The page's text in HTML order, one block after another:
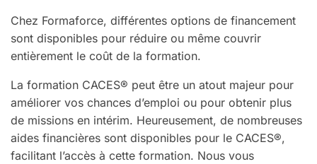
Chez Formaforce, différentes options de financement
sont disponibles pour réduire ou même couvrir
entièrement le coût de la formation.
La formation CACES® peut être un atout majeur pour
améliorer vos chances d’emploi ou pour obtenir plus
de missions en intérim. Heureusement, de nombreuses
aides financières sont disponibles pour le CACES®,
facilitant l’accès à cette formation. Nous vous